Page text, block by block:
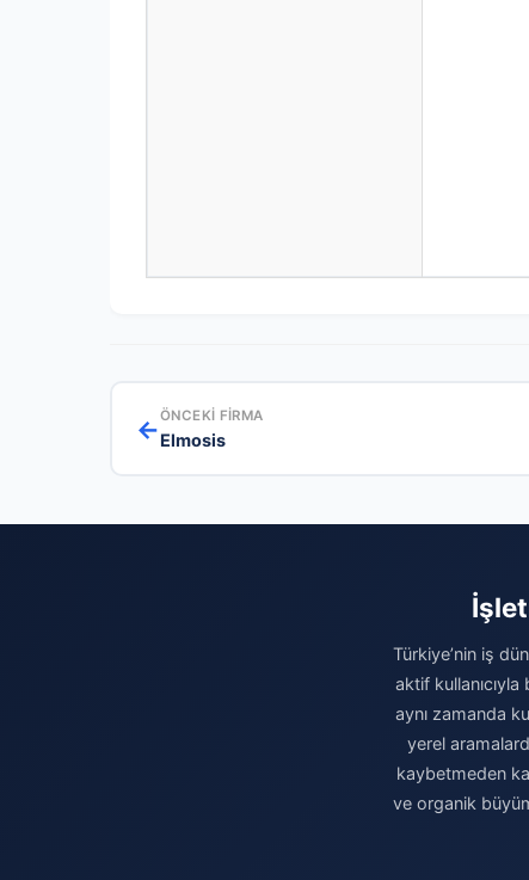
←ÖNCEKI FIRMA
Elmosis
Türkiye’nin iş
aktif
aynı zamanda
yerel
kaybetmeden
ve organik